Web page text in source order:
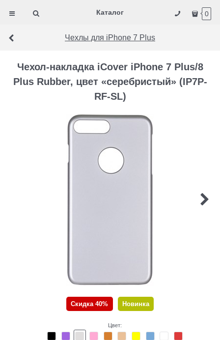
Каталог 0
Чехлы для iPhone 7 Plus
Чехол-накладка iCover iPhone 7 Plus/8
Plus Rubber, цвет «серебристый» (IP7P-
RF-SL)
Скидка 40% Новинка
Цвет: